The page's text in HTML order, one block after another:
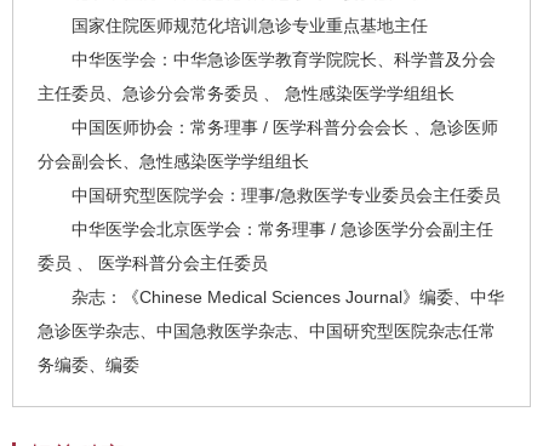
国家住院医师规范化培训急诊专业重点基地主任
中华医学会：中华急诊医学教育学院院长、科学普及分会
主任委员、急诊分会常务委员 、 急性感染医学学组组长
中国医师协会：常务理事 / 医学科普分会会长 、急诊医师
分会副会长、急性感染医学学组组长
中国研究型医院学会：理事/急救医学专业委员会主任委员
中华医学会北京医学会：常务理事 / 急诊医学分会副主任
委员 、 医学科普分会主任委员
杂志：《Chinese Medical Sciences Journal》编委、中华
急诊医学杂志、中国急救医学杂志、中国研究型医院杂志任常
务编委、编委